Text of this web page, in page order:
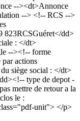
--><dt>Annonce
--> <!-- RCS -->
823RCSGuéret</dd>
: </dt>
--><!-- forme
actions
siège social : </dt>
type de depot -
mettre de retour a la
le :
unit"> </p>